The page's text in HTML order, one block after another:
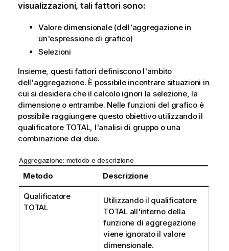
visualizzazioni, tali fattori sono:
Valore dimensionale (dell'aggregazione in
un'espressione di grafico)
Selezioni
Insieme, questi fattori definiscono l'ambito
dell'aggregazione. È possibile incontrare situazioni in
cui si desidera che il calcolo ignori la selezione, la
dimensione o entrambe. Nelle funzioni del grafico è
possibile raggiungere questo obiettivo utilizzando il
qualificatore TOTAL, l'analisi di gruppo o una
combinazione dei due.
Aggregazione: metodo e descrizione
Metodo Descrizione
Qualificatore
TOTAL
Utilizzando il qualificatore
TOTAL all'interno della
funzione di aggregazione
viene ignorato il valore
dimensionale.